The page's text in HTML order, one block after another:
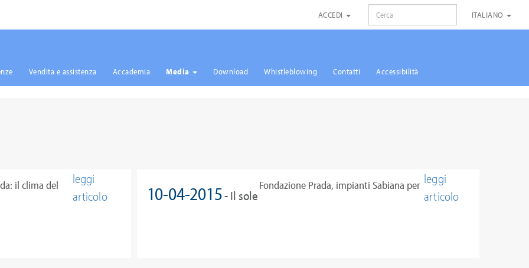
ACCEDI ITALIANO
Vendita e assistenza Accademia Media Download Whistleblowing Contatti Accessibilità
il clima del
leggi
articolo
10-04-2015- Il sole
Fondazione Prada, impianti Sabiana per leggi
articolo